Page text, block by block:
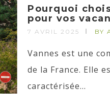
Pourquoi
pour vos
7 AVRIL 2025 BY
Vannes est une
de la France. Elle
caractérisée...